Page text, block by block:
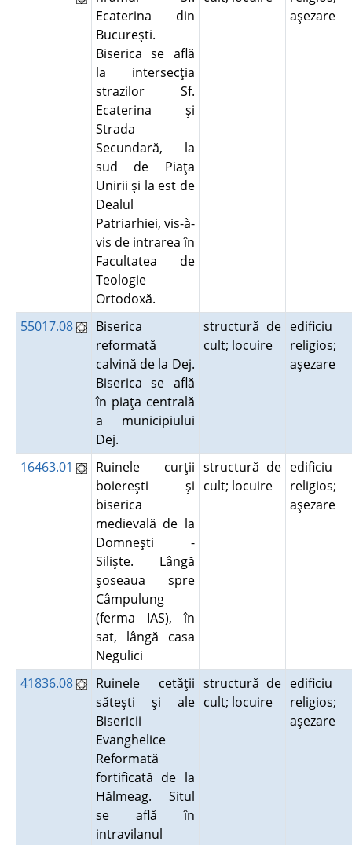
Ecaterina din
Bucureşti.
Biserica se află
la intersecţia
strazilor Sf.
Ecaterina şi
Strada
Secundară, la
sud de Piaţa
Unirii şi la est de
Dealul
Patriarhiei, vis-à-
vis de intrarea în
Facultatea de
Teologie
Ortodoxă.
aşezare
55017.08
Biserica
reformată
calvină de la Dej.
Biserica se află
în piaţa centrală
a municipiului
Dej.
structură de
cult; locuire
edificiu
religios;
aşezare
16463.01
Ruinele curţii
boiereşti şi
biserica
medievală de la
Domneşti -
Silişte. Lângă
şoseaua spre
Câmpulung
(ferma IAS), în
sat, lângă casa
Negulici
structură de
cult; locuire
edificiu
religios;
aşezare
41836.08
Ruinele cetăţii
săteşti şi ale
Bisericii
Evanghelice
Reformată
fortificată de la
Hălmeag. Situl
se află în
intravilanul
structură de
cult; locuire
edificiu
religios;
aşezare